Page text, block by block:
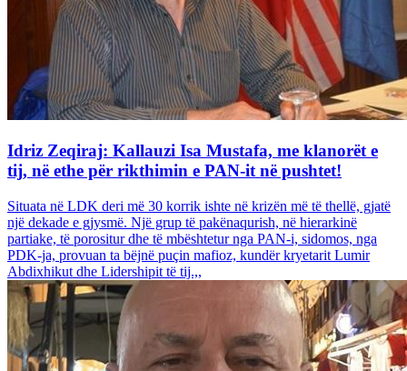
Idriz Zeqiraj: Kallauzi Isa Mustafa, me klanorët e
tij, në ethe për rikthimin e PAN-it në pushtet!
Situata në LDK deri më 30 korrik ishte në krizën më të thellë, gjatë
një dekade e gjysmë. Një grup të pakënaqurish, në hierarkinë
partiake, të porositur dhe të mbështetur nga PAN-i, sidomos, nga
PDK-ja, provuan ta bëjnë puçin mafioz, kundër kryetarit Lumir
Abdixhikut dhe Lidershipit të tij.,,